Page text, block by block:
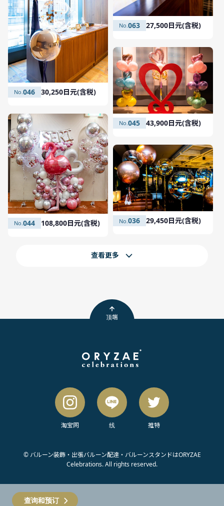
063 27,500日元(含税)
046 30,250日元(含税)
045 43,900日元(含税)
044 108,800日元(含税) 036 29,450日元(含税)
查看更多
顶端
淘宝网 线 推特
© バルーン装飾・出張バルーン配達・バルーンスタンドはORYZAE
Celebrations. All rights reserved.
查询和预订